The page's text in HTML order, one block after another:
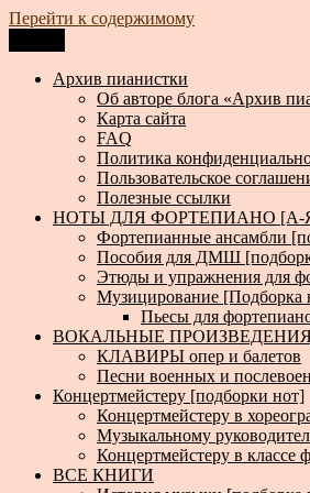
Перейти к содержимому
Архив пианистки
Всё для пианистов: ноты, книги,
Архив пианистки
Об авторе блога «Архив
Карта сайта
FAQ
Политика
Пользовательское
Полезные ссылки
НОТЫ ДЛЯ ФОРТЕПИАНО [А-
Фортепианные ансамбли
Пособия для ДМШ
Этюды и упражнения для
Музицирование [Подборка
Пьесы для
ВОКАЛЬНЫЕ
КЛАВИРЫ опер и балетов
Песни военных и
Концертмейстеру [подборки нот]
Концертмейстеру в
Музыкальному
Концертмейстеру в классе
ВСЕ КНИГИ